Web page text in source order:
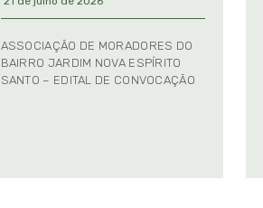
ASSOCIAÇÃO DE MORADORES DO
BAIRRO JARDIM NOVA ESPÍRITO
SANTO – EDITAL DE CONVOCAÇÃO